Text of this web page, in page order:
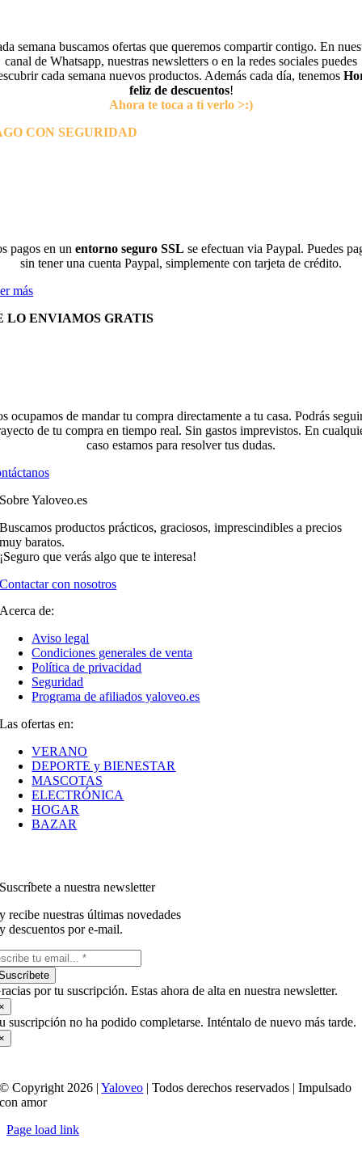
semana buscamos ofertas que queremos compartir contigo. En
canal de Whatsapp, nuestras newsletters o en la redes sociales puedes
cada semana nuevos productos. Además cada día, tenemos
feliz de descuentos!
Ahora te toca a tí verlo >:)
CON SEGURIDAD
pagos en un entorno seguro SSL se efectuan via Paypal. Puedes
sin tener una cuenta Paypal, simplemente con tarjeta de crédito.
más
LO ENVIAMOS GRATIS
ocupamos de mandar tu compra directamente a tu casa. Podrás
de tu compra en tiempo real. Sin gastos imprevistos. En
caso estamos para resolver tus dudas.
Sobre Yaloveo.es
Buscamos productos prácticos, graciosos, imprescindibles a precios
muy baratos.
¡Seguro que verás algo que te interesa!
Contactar con nosotros
Acerca de:
Aviso legal
Condiciones generales de venta
Política de privacidad
Seguridad
Programa de afiliados yaloveo.es
Las ofertas en:
VERANO
DEPORTE y BIENESTAR
MASCOTAS
ELECTRÓNICA
HOGAR
BAZAR
Suscríbete a nuestra newsletter
y recibe nuestras últimas novedades
y descuentos por e-mail.
por tu suscripción. Estas ahora de alta en nuestra newsletter.
suscripción no ha podido completarse. Inténtalo de nuevo más tarde.
© Copyright 2026 |Yaloveo | Todos derechos reservados | Impulsado
con amor
Page load link